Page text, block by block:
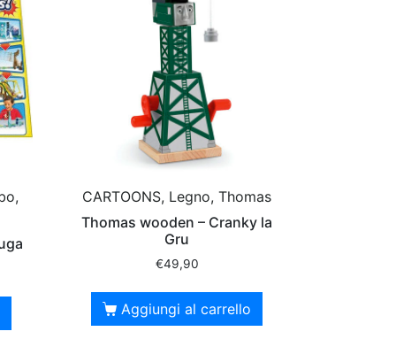
CARTOONS, Legno, Thomas
Thomas wooden – Cranky la
Gru
€49,90
Aggiungi al carrello